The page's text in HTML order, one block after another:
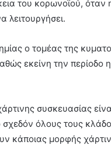
του κορωνοϊού,
λειτουργήσει.
ο τομέας της
εκείνη την περίοδο
συσκευασίας
σχεδόν όλους τους
κάποιας μορφής